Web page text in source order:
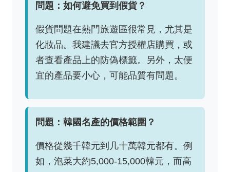
問題：如何避免買到假貨？
假貨問題在熱門旅遊區很常見，尤其是
化妝品。我建議去官方授權店購買，或
者查看產品上的防偽標籤。另外，太便
宜的產品要小心，可能品質有問題。
問題：韓國名產的價格範圍？
價格從幾千韓元到几十萬韓元都有。例
如，泡菜大約5,000-15,000韓元，而高